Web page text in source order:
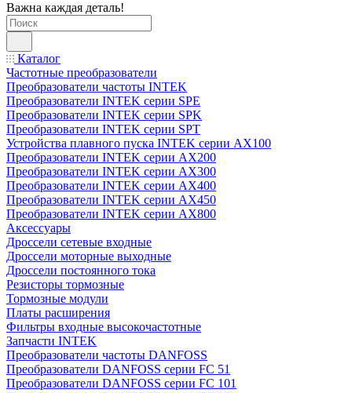
Важна каждая деталь!
Каталог
Частотные преобразователи
Преобразователи частоты INTEK
Преобразователи INTEK серии SPE
Преобразователи INTEK серии SPK
Преобразователи INTEK серии SPT
Устройства плавного пуска INTEK серии AX100
Преобразователи INTEK серии AX200
Преобразователи INTEK серии AX300
Преобразователи INTEK серии AX400
Преобразователи INTEK серии AX450
Преобразователи INTEK серии AX800
Аксессуары
Дроссели сетевые входные
Дроссели моторные выходные
Дроссели постоянного тока
Резисторы тормозные
Тормозные модули
Платы расширения
Фильтры входные высокочастотные
Запчасти INTEK
Преобразователи частоты DANFOSS
Преобразователи DANFOSS серии FC 51
Преобразователи DANFOSS серии FC 101